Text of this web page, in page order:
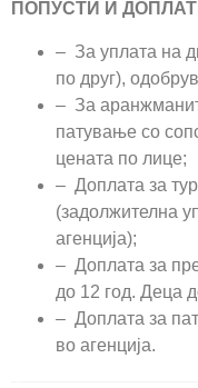
ПОПУСТИ И
– За уплата на
по друг),
– За
патување со
цената по лице;
– Доплата за
(задолжителна
агенција);
– Доплата за
до 12 год. Деца
– Доплата за
во агенција.